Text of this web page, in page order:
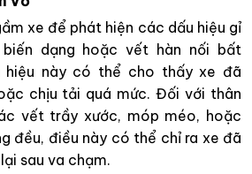
xe để phát hiện các dấu hiệu gỉ
dạng hoặc vết hàn nối bất
hiệu này có thể cho thấy xe đã
chịu tải quá mức. Đối với thân
vết trầy xước, móp méo, hoặc
đều, điều này có thể chỉ ra xe đã
sau va chạm.